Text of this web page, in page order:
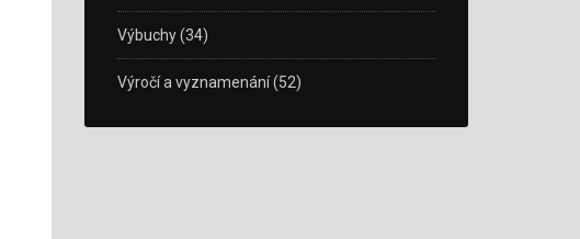
Výbuchy(34)
Výročí a vyznamenání(52)